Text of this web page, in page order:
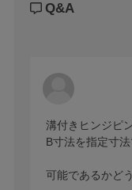
Q&A
溝付きヒンジピ
B寸法を指定寸
可能であるかど